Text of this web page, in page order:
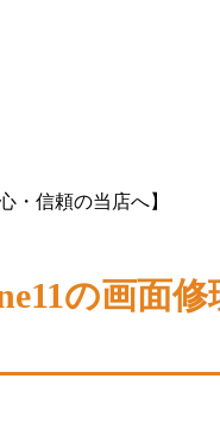
・信頼の当店へ】
の画面